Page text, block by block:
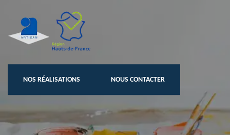
NOS RÉALISATIONS NOUS CONTACTER